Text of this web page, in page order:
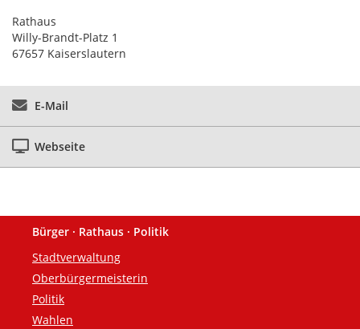
Rathaus
Willy-Brandt-Platz 1
67657 Kaiserslautern
E-Mail
Webseite
Fußzeile
Bürger · Rathaus · Politik
Stadtverwaltung
Oberbürgermeisterin
Politik
Wahlen